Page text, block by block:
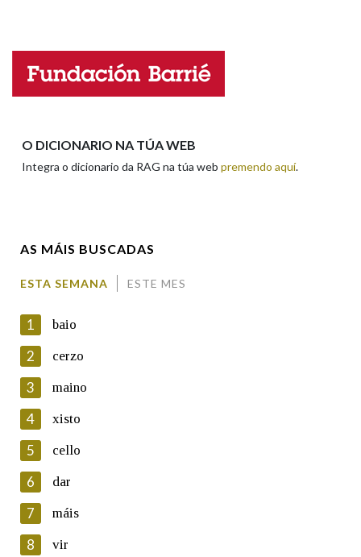
Nome
En cumprimento da normativa vixente en materia de
Protección de Datos de Carácter Persoal, a Real Academia
Galega informa a aqueles usuarios que faciliten o seu correo
electrónico, así como calquera outra información de carácter
persoal, que estes datos serán obxecto de tratamento
automatizado de carácter confidencial e incorporados aos seus
ficheiros informáticos. Así mesmo, os usuarios poderán exercer o
seu dereito de acceso, rectificación, oposición e cancelación dos
seus datos poñéndose en contacto connosco.
Lin e acepto as condicións da política de
O DICIONARIO NA TÚA WEB
Integra o dicionario da RAG na túa web premendo aquí.
AS MÁIS BUSCADAS
ESTA SEMANA ESTE MES
1 baio
2 cerzo
3 maino
4 xisto
5 cello
6 dar
7 máis
8 vir